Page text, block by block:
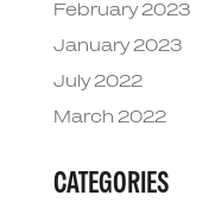
February 2023
January 2023
July 2022
March 2022
CATEGORIES